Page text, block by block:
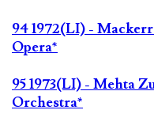
94 1972(LI) -
Opera*
95 1973(LI) - Mehta
Orchestra*